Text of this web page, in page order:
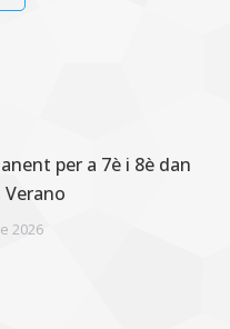
per a 7è i 8è dan
Verano
2026